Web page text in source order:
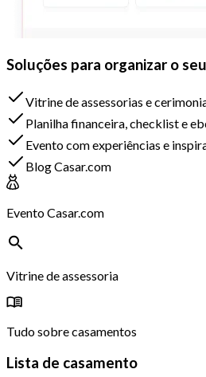
Soluções para organizar o
Vitrine de assessorias e
Planilha financeira, checklist e
Evento com experiências e
Blog Casar.com
Evento Casar.com
Vitrine de assessoria
Tudo sobre casamentos
Lista de casamento